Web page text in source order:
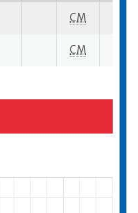
CM
CM